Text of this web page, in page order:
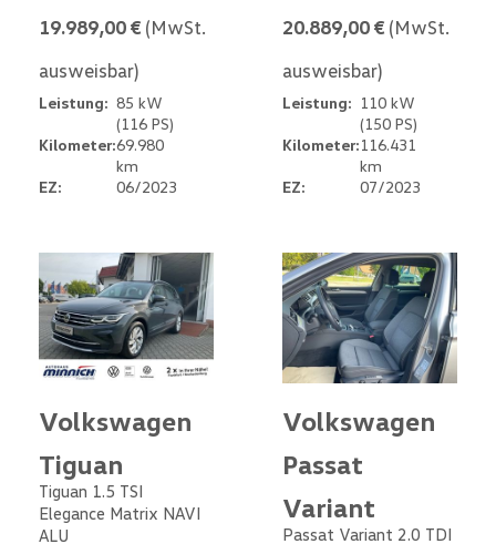
19.989,00 € (MwSt.
ausweisbar)
Leistung: 85 kW
(116 PS)
Kilometer:69.980
km
EZ:
06/2023
20.889,00 € (MwSt.
ausweisbar)
Leistung: 110 kW
(150 PS)
Kilometer:116.431
km
EZ:
07/2023
Volkswagen
Tiguan
Tiguan 1.5 TSI
Elegance Matrix NAVI
ALU
Volkswagen
Passat
Variant
Passat Variant 2.0 TDI